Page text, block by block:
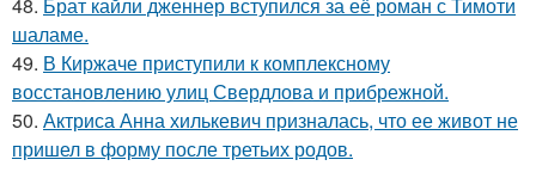
шаламе.
49. В Киржаче приступили к комплексному
восстановлению улиц Свердлова и прибрежной.
50. Актриса Анна хилькевич призналась, что ее живот не
пришел в форму после третьих родов.